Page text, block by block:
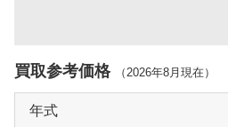
買取参考価格 （2026年8月 現在）
年式